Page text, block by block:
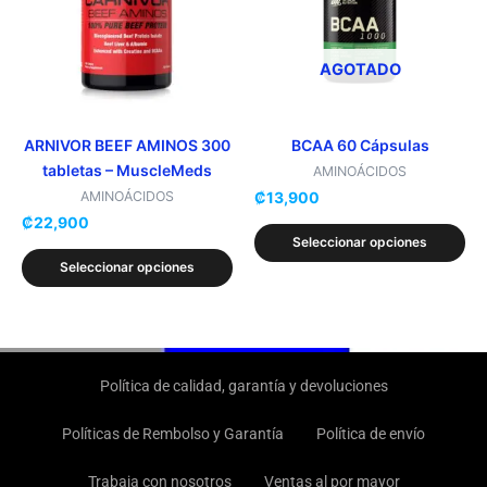
ARNIVOR BEEF AMINOS 300
tabletas – MuscleMeds
AMINOÁCIDOS
₡22,900
Seleccionar opciones
variantes.
Las
opciones
se
elegir
en
la
de
producto
AGOTADO
BCAA 60 Cápsulas
AMINOÁCIDOS
₡13,900
Seleccionar opciones
variantes.
Las
opciones
elegir
en
página
de
Política de calidad, garantía y devoluciones
Políticas de Rembolso y Garantía Política de envío
Trabaja con nosotros Ventas al por mayor